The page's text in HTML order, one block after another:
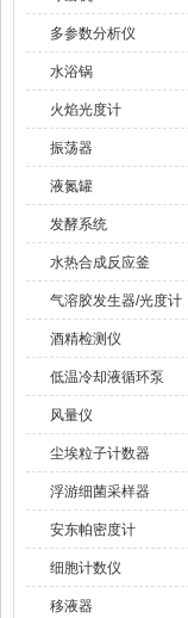
多参数分析仪
水浴锅
火焰光度计
振荡器
液氮罐
发酵系统
水热合成反应釜
气溶胶发生器/光度计
酒精检测仪
低温冷却液循环泵
风量仪
尘埃粒子计数器
浮游细菌采样器
安东帕密度计
细胞计数仪
移液器